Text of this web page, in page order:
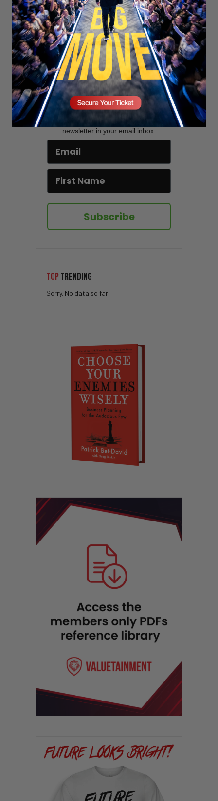
ADD COMMENT
You must belogged into post a comment.
Stay updated!
Sign up here to receive VT's daily
newsletter in your email inbox.
Subscribe
TOP TRENDING
Sorry. No data so far.
SECURE YOUR SEAT